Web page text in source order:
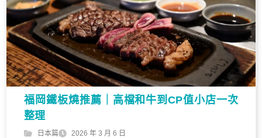
福岡鐵板燒推薦｜高檔和牛到CP值小店一次
整理
日本篇 2026 年 3 月 6 日